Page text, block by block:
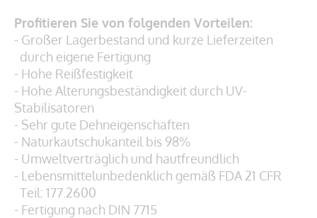
Profitieren Sie von folgenden Vorteilen:
- Großer Lagerbestand und kurze Lieferzeiten
durch eigene Fertigung
- Hohe Reißfestigkeit
- Hohe Alterungsbeständigkeit durch UV-
Stabilisatoren
- Sehr gute Dehneigenschaften
- Naturkautschukanteil bis 98%
- Umweltverträglich und hautfreundlich
- Lebensmittelunbedenklich gemäß FDA 21 CFR
Teil: 177.2600
- Fertigung nach DIN 7715